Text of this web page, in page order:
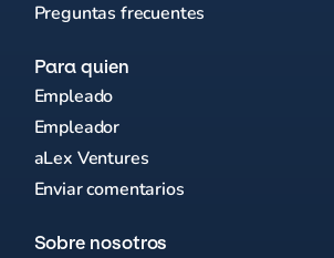
Preguntas frecuentes
Para quien
Empleado
Empleador
aLex Ventures
Enviar comentarios
Sobre nosotros